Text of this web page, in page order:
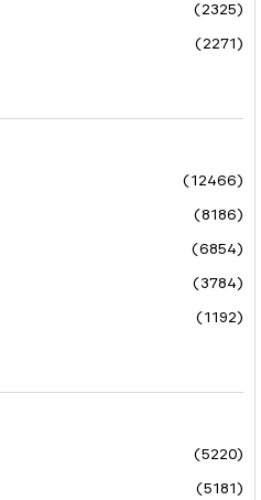
(2325)
(2271)
(12466)
(8186)
(6854)
(3784)
(1192)
(5220)
(5181)